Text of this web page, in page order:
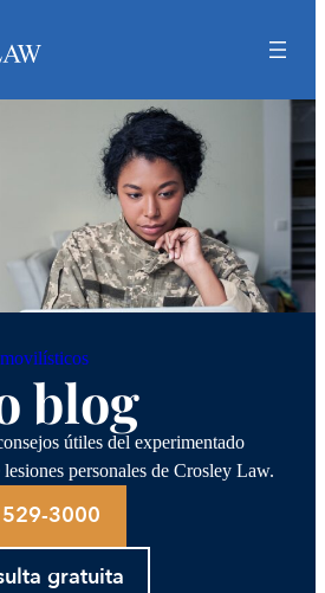
blog
útiles del experimentado
personales de Crosley Law.
3000
gratuita